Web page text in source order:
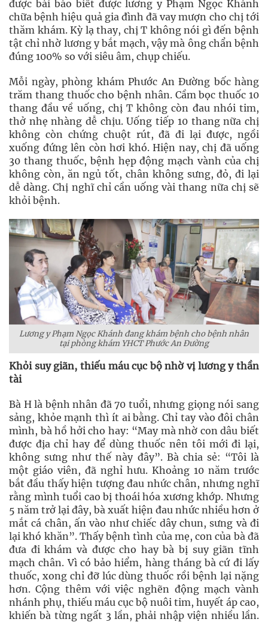
được bài báo biết được lương y Phạm Ngọc Khánh
chữa bệnh hiệu quả gia đình đã vay mượn cho chị tới
thăm khám. Kỳ lạ thay, chị T không nói gì đến bệnh
tật chỉ nhờ lương y bắt mạch, vậy mà ông chẩn bệnh
đúng 100% so với siêu âm, chụp chiếu.
Mỗi ngày, phòng khám Phước An Đường bốc hàng
trăm thang thuốc cho bệnh nhân. Cầm bọc thuốc 10
thang đầu về uống, chị T không còn đau nhói tim,
thở nhẹ nhàng dễ chịu. Uống tiếp 10 thang nữa chị
không còn chứng chuột rút, đã đi lại được, ngồi
xuống đứng lên còn hơi khó. Hiện nay, chị đã uống
30 thang thuốc, bệnh hẹp động mạch vành của chị
không còn, ăn ngủ tốt, chân không sưng, đỏ, đi lại
dễ dàng. Chị nghĩ chỉ cần uống vài thang nữa chị sẽ
khỏi bệnh.
Lương y Phạm Ngọc Khánh đang khám bệnh cho bệnh nhân
tại phòng khám YHCT Phước An Đường
Khỏi suy giãn, thiếu máu cục bộ nhờ vị lương y thần
tài
Bà H là bệnh nhân đã 70 tuổi, nhưng giọng nói sang
sảng, khỏe mạnh thì ít ai bằng. Chỉ tay vào đôi chân
mình, bà hồ hởi cho hay: “May mà nhờ con dâu biết
được địa chỉ hay để dùng thuốc nên tôi mới đi lại,
không sưng như thế này đây”. Bà chia sẻ: “Tôi là
một giáo viên, đã nghỉ hưu. Khoảng 10 năm trước
bắt đầu thấy hiện tượng đau nhức chân, nhưng nghĩ
rằng mình tuổi cao bị thoái hóa xương khớp. Nhưng
5 năm trở lại đây, bà xuất hiện đau nhức nhiều hơn ở
mắt cá chân, ấn vào như chiếc dây chun, sưng và đi
lại khó khăn”. Thấy bệnh tình của mẹ, con của bà đã
đưa đi khám và được cho hay bà bị suy giãn tĩnh
mạch chân. Vì có bảo hiểm, hàng tháng bà cứ đi lấy
thuốc, xong chỉ đỡ lúc dùng thuốc rồi bệnh lại nặng
hơn. Cộng thêm với việc nghẽn động mạch vành
nhánh phụ, thiếu máu cục bộ nuôi tim, huyết áp cao,
khiến bà từng ngất 3 lần, phải nhập viện nhiều lần.